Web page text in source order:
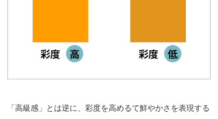
「高級感」とは逆に、彩度を高めるて鮮やかさを表現する